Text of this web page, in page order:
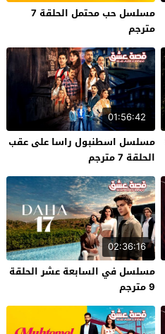
مسلسل حب محتمل الحلقة 7
مترجم
01:56:42
مسلسل اسطنبول راسا على عقب
الحلقة 7 مترجم
02:36:16
مسلسل في السابعة عشر الحلقة
9 مترجم